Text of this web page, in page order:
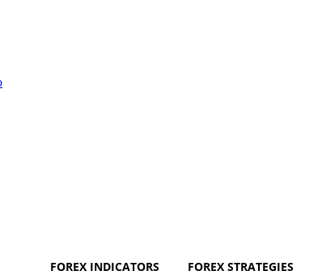
FOREX INDICATORS FOREX STRATEGIES